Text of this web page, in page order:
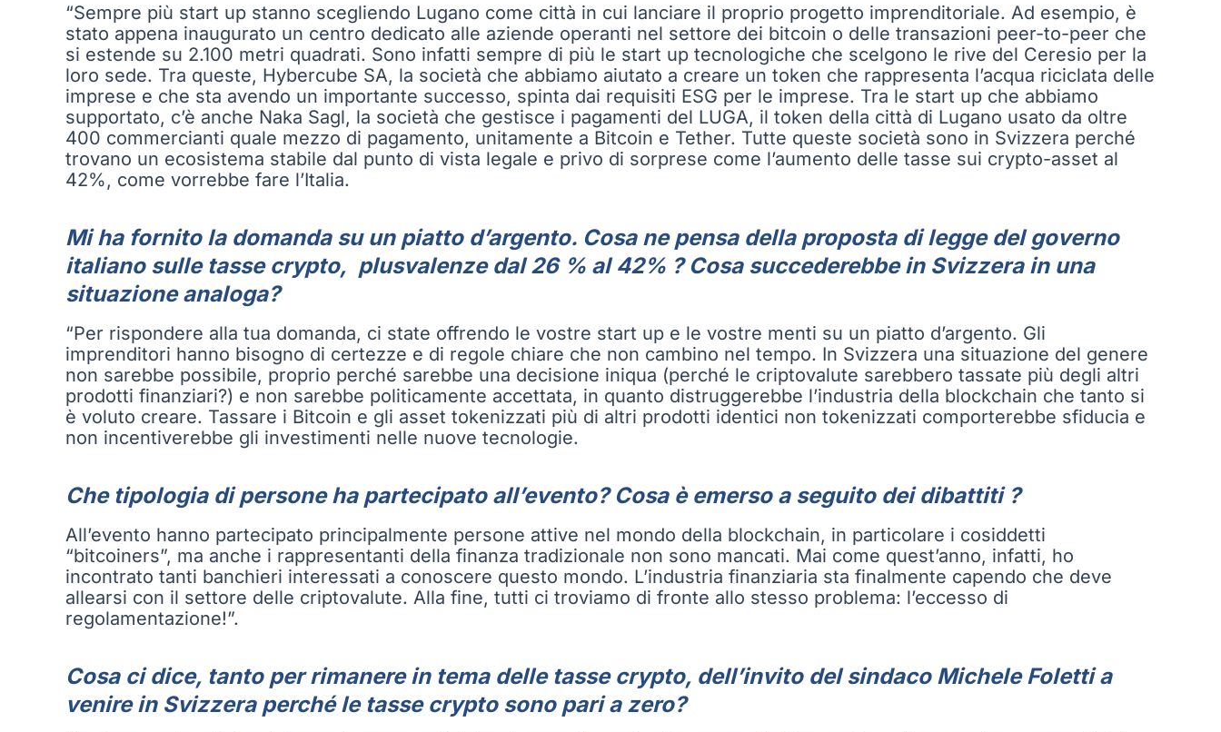
“Sempre più start up stanno scegliendo Lugano come città in cui lanciare il proprio progetto imprenditoriale. Ad esempio, è
stato appena inaugurato un centro dedicato alle aziende operanti nel settore dei bitcoin o delle transazioni peer-to-peer che
si estende su 2.100 metri quadrati. Sono infatti sempre di più le start up tecnologiche che scelgono le rive del Ceresio per la
loro sede. Tra queste, Hybercube SA, la società che abbiamo aiutato a creare un token che rappresenta l’acqua riciclata delle
imprese e che sta avendo un importante successo, spinta dai requisiti ESG per le imprese. Tra le start up che abbiamo
supportato, c’è anche Naka Sagl, la società che gestisce i pagamenti del LUGA, il token della città di Lugano usato da oltre
400 commercianti quale mezzo di pagamento, unitamente a Bitcoin e Tether. Tutte queste società sono in Svizzera perché
trovano un ecosistema stabile dal punto di vista legale e privo di sorprese come l’aumento delle tasse sui crypto-asset al
42%, come vorrebbe fare l’Italia.
Mi ha fornito la domanda su un piatto d’argento. Cosa ne pensa della proposta di legge del governo
italiano sulle tasse crypto, plusvalenze dal 26 % al 42% ? Cosa succederebbe in Svizzera in una
situazione analoga?
“Per rispondere alla tua domanda, ci state offrendo le vostre start up e le vostre menti su un piatto d’argento. Gli
imprenditori hanno bisogno di certezze e di regole chiare che non cambino nel tempo. In Svizzera una situazione del genere
non sarebbe possibile, proprio perché sarebbe una decisione iniqua (perché le criptovalute sarebbero tassate più degli altri
prodotti finanziari?) e non sarebbe politicamente accettata, in quanto distruggerebbe l’industria della blockchain che tanto si
è voluto creare. Tassare i Bitcoin e gli asset tokenizzati più di altri prodotti identici non tokenizzati comporterebbe sfiducia e
non incentiverebbe gli investimenti nelle nuove tecnologie.
Che tipologia di persone ha partecipato all’evento? Cosa è emerso a seguito dei dibattiti ?
All’evento hanno partecipato principalmente persone attive nel mondo della blockchain, in particolare i cosiddetti
“bitcoiners”, ma anche i rappresentanti della finanza tradizionale non sono mancati. Mai come quest’anno, infatti, ho
incontrato tanti banchieri interessati a conoscere questo mondo. L’industria finanziaria sta finalmente capendo che deve
allearsi con il settore delle criptovalute. Alla fine, tutti ci troviamo di fronte allo stesso problema: l’eccesso di
regolamentazione!”.
Cosa ci dice, tanto per rimanere in tema delle tasse crypto, dell’invito del sindaco Michele Foletti a
venire in Svizzera perché le tasse crypto sono pari a zero?